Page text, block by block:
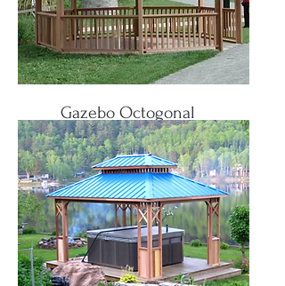
Gazebo Octogonal
Huit cotés avec un toit, deux toit ou une
campanile